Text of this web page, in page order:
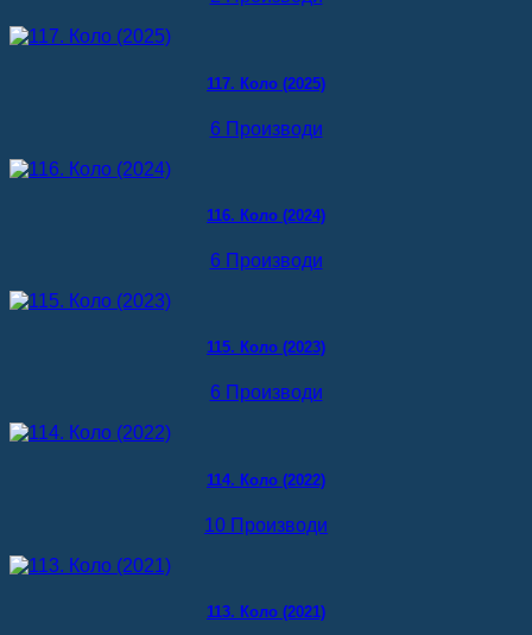
117. Коло (2025)
6 Производи
116. Коло (2024)
6 Производи
115. Коло (2023)
6 Производи
114. Коло (2022)
10 Производи
113. Коло (2021)